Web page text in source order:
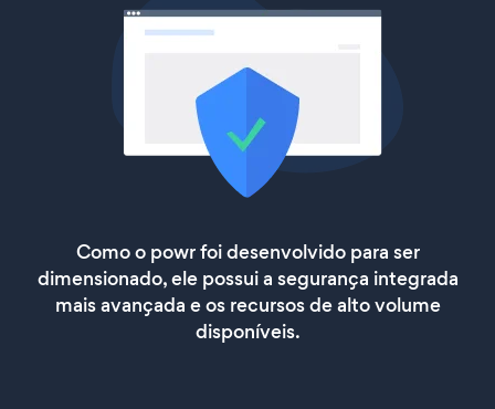
Como o powr foi desenvolvido para ser
dimensionado, ele possui a segurança integrada
mais avançada e os recursos de alto volume
disponíveis.